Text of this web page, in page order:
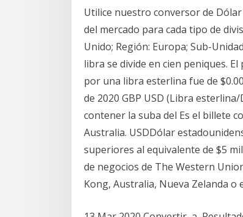
Utilice nuestro conversor de
del mercado para cada tipo de
Unido; Región: Europa; Sub-
libra se divide en cien peniques.
por una libra esterlina fue de
de 2020 GBP USD (Libra
contener la suba del Es el billete
Australia. USDDólar
superiores al equivalente de $5
de negocios de The Western
Kong, Australia, Nueva Zelanda o